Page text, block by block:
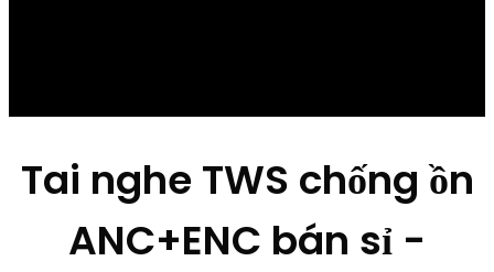
Tai nghe TWS chống ồn
ANC+ENC bán sỉ -